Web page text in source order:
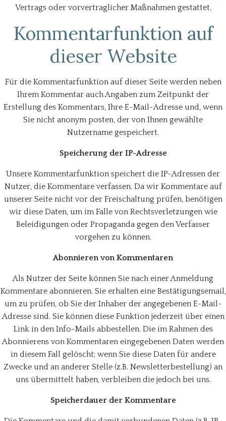
Vertrags oder vorvertraglicher Maßnahmen gestattet.
Kommentarfunktion auf
dieser Website
Für die Kommentarfunktion auf dieser Seite werden neben
Ihrem Kommentar auch Angaben zum Zeitpunkt der
Erstellung des Kommentars, Ihre E-Mail-Adresse und, wenn
Sie nicht anonym posten, der von Ihnen gewählte
Nutzername gespeichert.
Speicherung der IP-Adresse
Unsere Kommentarfunktion speichert die IP-Adressen der
Nutzer, die Kommentare verfassen. Da wir Kommentare auf
unserer Seite nicht vor der Freischaltung prüfen, benötigen
wir diese Daten, um im Falle von Rechtsverletzungen wie
Beleidigungen oder Propaganda gegen den Verfasser
vorgehen zu können.
Abonnieren von Kommentaren
Als Nutzer der Seite können Sie nach einer Anmeldung
Kommentare abonnieren. Sie erhalten eine Bestätigungsemail,
um zu prüfen, ob Sie der Inhaber der angegebenen E-Mail-
Adresse sind. Sie können diese Funktion jederzeit über einen
Link in den Info-Mails abbestellen. Die im Rahmen des
Abonnierens von Kommentaren eingegebenen Daten werden
in diesem Fall gelöscht; wenn Sie diese Daten für andere
Zwecke und an anderer Stelle (z.B. Newsletterbestellung) an
uns übermittelt haben, verbleiben die jedoch bei uns.
Speicherdauer der Kommentare